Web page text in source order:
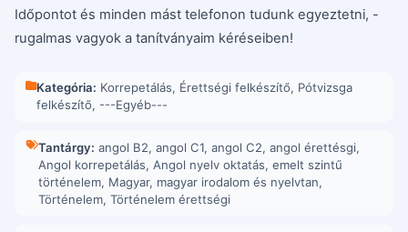
Időpontot és minden mást telefonon tudunk egyeztetni, -
rugalmas vagyok a tanítványaim kéréseiben!
Kategória: Korrepetálás, Érettségi felkészítő, Pótvizsga
felkészítő, ---Egyéb---
Tantárgy: angol B2, angol C1, angol C2, angol érettésgi,
Angol korrepetálás, Angol nyelv oktatás, emelt szintű
történelem, Magyar, magyar irodalom és nyelvtan,
Történelem, Történelem érettségi